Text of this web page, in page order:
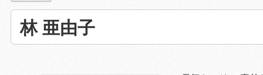
林 亜由子